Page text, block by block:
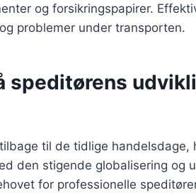
og forsikringspapirer.
problemer under transporten.
speditørens
til de tidlige handelsdage,
den stigende globalisering og
for professionelle